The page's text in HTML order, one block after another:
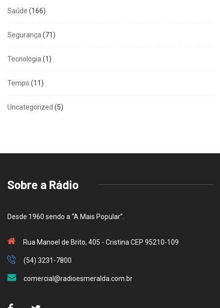
Saúde (166)
Segurança (71)
Tecnologia (1)
Tempo (11)
Uncategorized (5)
Sobre a Rádio
Desde 1960 sendo a “A Mais Popular”.
Rua Manoel de Brito, 405 - Cristina CEP 95210-109
(54) 3231-7800
comercial@radioesmeralda.com.br